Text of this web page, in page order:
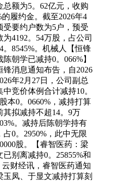
总额为5。62亿元，收购
的履约金。截至2026年4
受要约户数为5户，预受
4192。54万股，占公司
。8545%。机械人【恒锋
朝学已减持0。066%】
锋消息通知布告，自2026
年2月27日，公司副总
竞价体例合计减持10。
本0。0660%，减持打算
其拟减持不超14。9万
。减持后陈朝学持有
占0。2950%，此中无限
股。【睿智医药：梁
已别离减持0。25855%和
云财经讯，睿智医药通知
玉凤、于显文减持打算刻